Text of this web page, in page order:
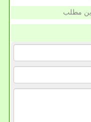
مطلب